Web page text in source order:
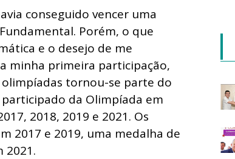
conseguido vencer uma
Porém, o que
e o desejo de me
minha primeira participação,
tornou-se parte do
da Olimpíada em
2018, 2019 e 2021. Os
2017 e 2019, uma medalha de
2021.